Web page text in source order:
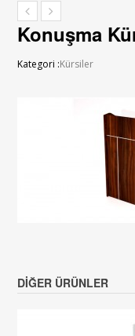
Konuşma
Kategori :Kürsiler
DIĞER ÜRÜNLER